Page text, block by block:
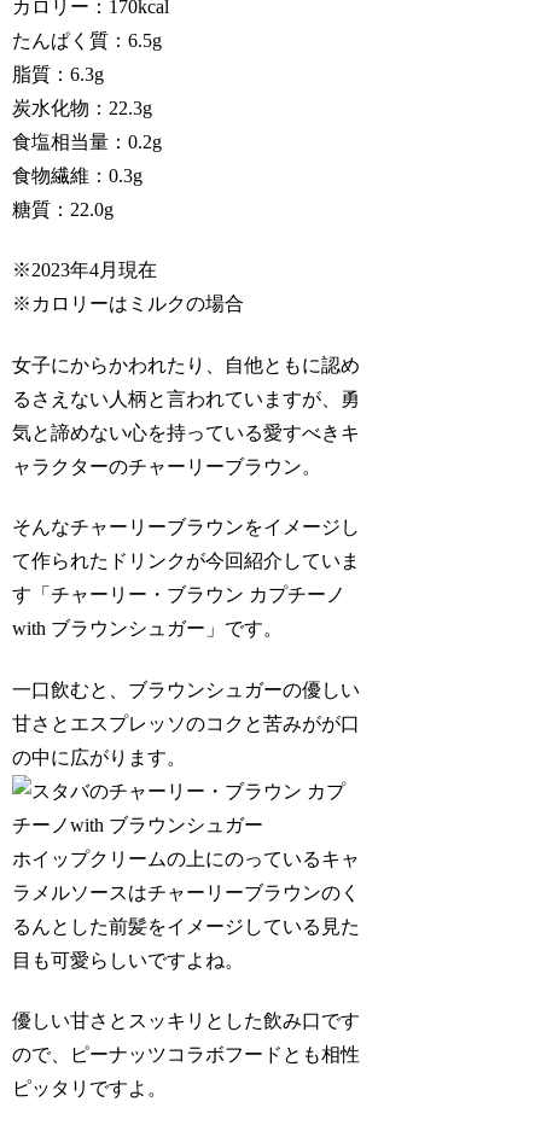
カロリー：170kcal
たんぱく質：6.5g
脂質：6.3g
炭水化物：22.3g
食塩相当量：0.2g
食物繊維：0.3g
糖質：22.0g
※2023年4月現在
※カロリーはミルクの場合
女子にからかわれたり、自他ともに認め
るさえない人柄と言われていますが、勇
気と諦めない心を持っている愛すべきキ
ャラクターのチャーリーブラウン。
そんなチャーリーブラウンをイメージし
て作られたドリンクが今回紹介していま
す 「チャーリー・ブラウン カプチーノ
with ブラウンシュガー」 です。
一口飲むと、ブラウンシュガーの優しい
甘さとエスプレッソのコクと苦みがが口
の中に広がります。
ホイップクリームの上にのっているキャ
ラメルソースはチャーリーブラウンのく
るんとした前髪をイメージしている見た
目も可愛らしいですよね。
優しい甘さとスッキリとした飲み口です
ので、ピーナッツコラボフードとも相性
ピッタリですよ。